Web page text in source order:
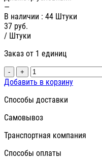
—
В наличии : 44 Штуки
37 руб.
/ Штуки
Заказ от 1 единиц
- +
Добавить в корзину
Способы доставки
Самовывоз
Транспортная компания
Способы оплаты